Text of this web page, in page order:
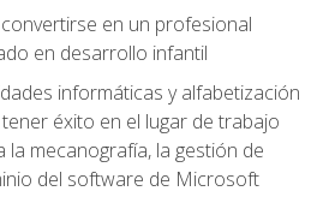
en un profesional
en desarrollo infantil
informáticas y alfabetización
éxito en el lugar de trabajo
la mecanografía, la gestión de
del software de Microsoft